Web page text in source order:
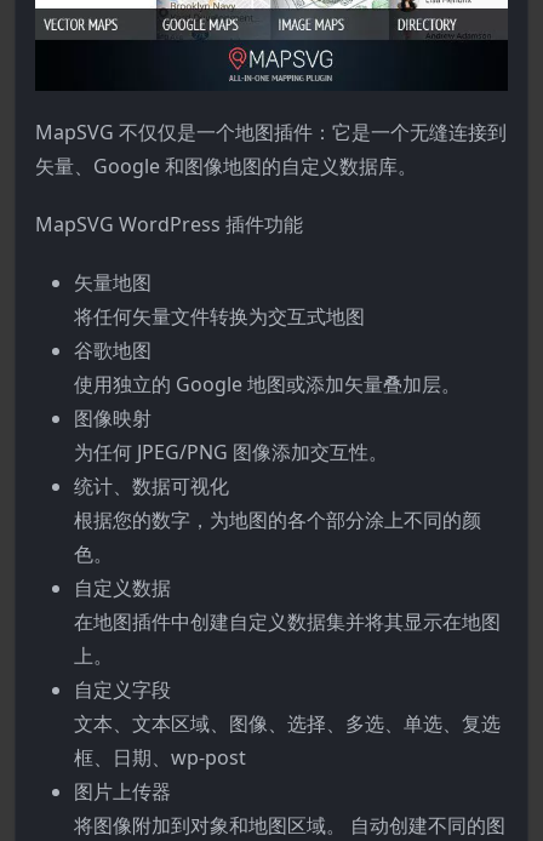
MapSVG 不仅仅是一个地图插件：它是一个无缝连接到
矢量、Google 和图像地图的自定义数据库。
MapSVG WordPress 插件功能
矢量地图
将任何矢量文件转换为交互式地图
谷歌地图
使用独立的 Google 地图或添加矢量叠加层。
图像映射
为任何 JPEG/PNG 图像添加交互性。
统计、数据可视化
根据您的数字，为地图的各个部分涂上不同的颜
色。
自定义数据
在地图插件中创建自定义数据集并将其显示在地图
上。
自定义字段
文本、文本区域、图像、选择、多选、单选、复选
框、日期、wp-post
图片上传器
将图像附加到对象和地图区域。 自动创建不同的图